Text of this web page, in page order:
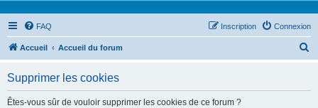
FAQ Connexion
Inscription
Accueil Accueil du forum
Supprimer les cookies
Êtes-vous sûr de vouloir supprimer les cookies de ce forum ?